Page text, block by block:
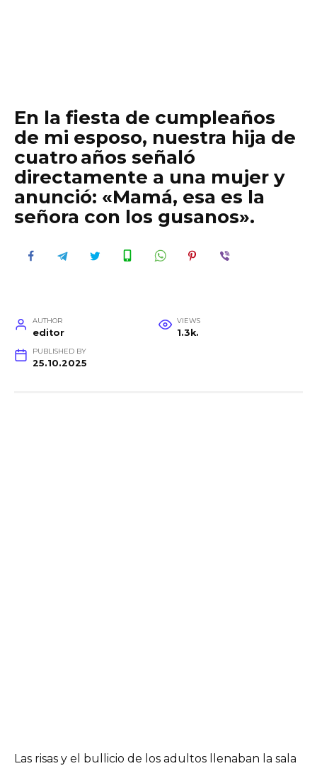
En la fiesta de cumpleaños
de mi esposo, nuestra hija de
cuatro años señaló
directamente a una mujer y
anunció: «Mamá, esa es la
señora con los gusanos».
AUTHOR
editor
VIEWS
1.3k.
PUBLISHED BY
25.10.2025
Las risas y el bullicio de los adultos llenaban la sala